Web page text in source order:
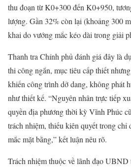
thu đoạn từ K0+300 đến K0+950,
lượng. Gần 32% còn lại (khoảng 300
khai do vướng mắc kéo dài trong giải
Thanh tra Chính phủ đánh giá đây là
thi công ngắn, mục tiêu cấp thiết
khiến công trình dở dang, không phát
như thiết kế. “Nguyên nhân trực tiếp
quyền địa phương thời kỳ Vĩnh Phúc
trách nhiệm, thiếu kiên quyết trong chỉ
mắc mặt bằng,” kết luận nêu rõ.
Trách nhiệm thuộc về lãnh đạo